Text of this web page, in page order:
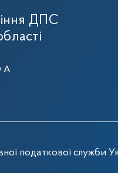
ДПС
А
податкової служби